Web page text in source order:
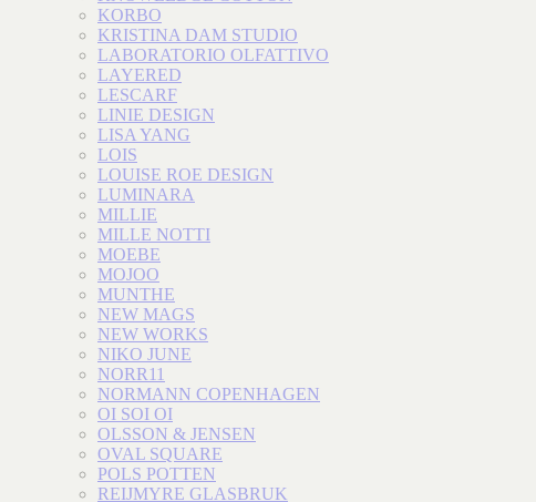
KORBO
KRISTINA DAM STUDIO
LABORATORIO OLFATTIVO
LAYERED
LESCARF
LINIE DESIGN
LISA YANG
LOIS
LOUISE ROE DESIGN
LUMINARA
MILLIE
MILLE NOTTI
MOEBE
MOJOO
MUNTHE
NEW MAGS
NEW WORKS
NIKO JUNE
NORR11
NORMANN COPENHAGEN
OI SOI OI
OLSSON & JENSEN
OVAL SQUARE
POLS POTTEN
REIJMYRE GLASBRUK